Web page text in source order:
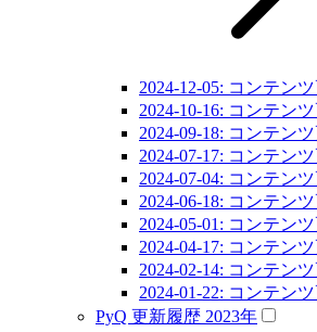
2024-12-05: コンテン
2024-10-16: コンテン
2024-09-18: コンテン
2024-07-17: コンテン
2024-07-04: コンテン
2024-06-18: コンテン
2024-05-01: コンテン
2024-04-17: コンテン
2024-02-14: コンテン
2024-01-22: コンテン
PyQ 更新履歴 2023年